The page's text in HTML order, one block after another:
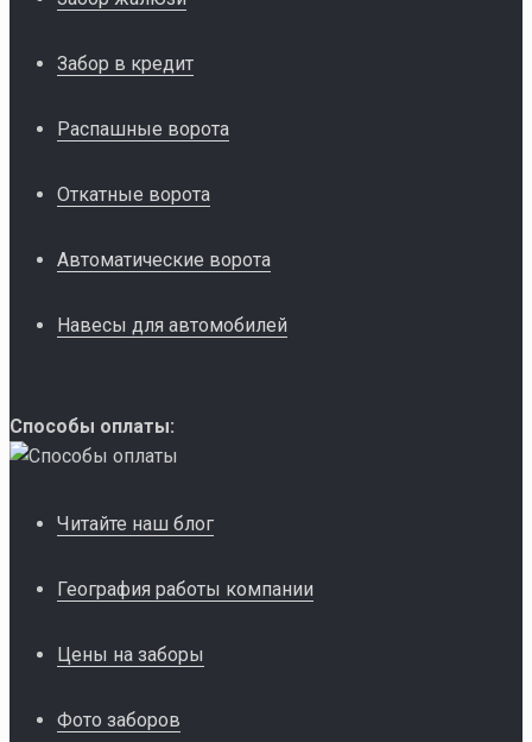
Забор в кредит
Распашные ворота
Откатные ворота
Автоматические ворота
Навесы для автомобилей
Способы оплаты:
Читайте наш блог
География работы компании
Цены на заборы
Фото заборов